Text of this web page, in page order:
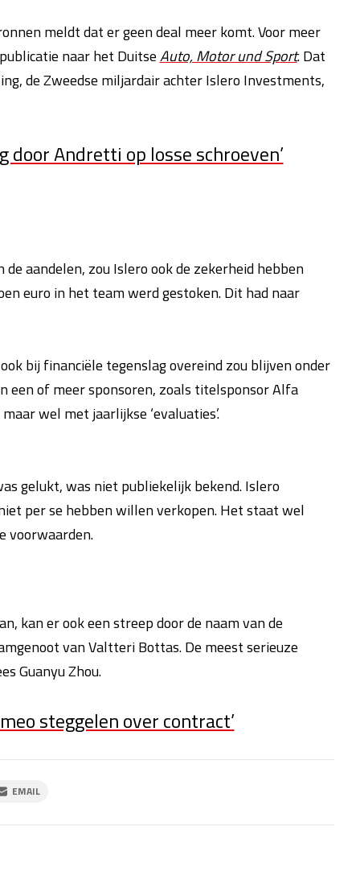
meldt dat er geen deal meer komt. Voor meer
naar het DuitseAuto, Motor und Sport. Dat
de Zweedse miljardair achter Islero Investments,
door Andretti op losse schroeven’
aandelen, zou Islero ook de zekerheid hebben
euro in het team werd gestoken. Dit had naar
bij financiële tegenslag overeind zou blijven onder
een of meer sponsoren, zoals titelsponsor Alfa
wel met jaarlijkse ‘evaluaties’.
gelukt, was niet publiekelijk bekend. Islero
per se hebben willen verkopen. Het staat wel
voorwaarden.
kan er ook een streep door de naam van de
van Valtteri Bottas. De meest serieuze
Guanyu Zhou.
steggelen over contract’
EMAIL